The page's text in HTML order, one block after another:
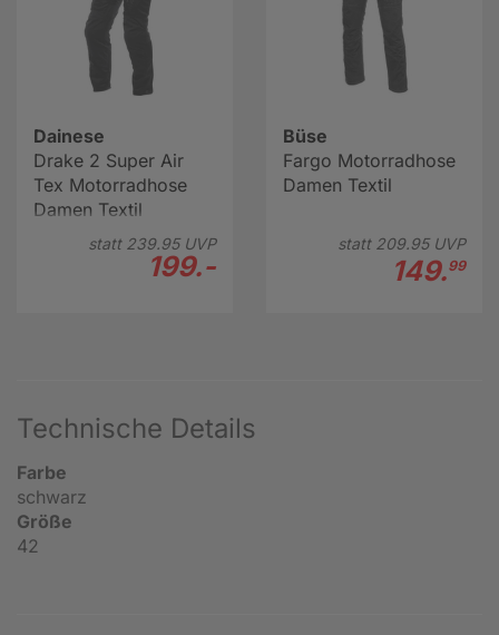
Dainese
Drake 2 Super Air
Tex Motorradhose
Damen Textil
statt 239.95UVP
199.-
Büse
Fargo Motorradhose
Damen Textil
statt 209.95UVP
149.99
Technische Details
Farbe
schwarz
Größe
42